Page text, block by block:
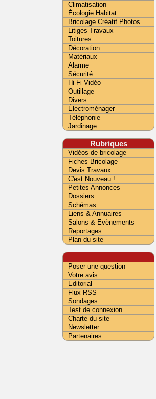
Climatisation
Écologie Habitat
Bricolage Créatif Photos
Litiges Travaux
Toitures
Décoration
Matériaux
Alarme
Sécurité
Hi-Fi Vidéo
Outillage
Divers
Électroménager
Téléphonie
Jardinage
Rubriques
Vidéos de bricolage
Fiches Bricolage
Devis Travaux
C'est Nouveau !
Petites Annonces
Dossiers
Schémas
Liens & Annuaires
Salons & Evènements
Reportages
Plan du site
Poser une question
Votre avis
Editorial
Flux RSS
Sondages
Test de connexion
Charte du site
Newsletter
Partenaires